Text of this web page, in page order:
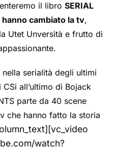
il libroSERIAL
hanno cambiato la tv,
Utet Unversità e frutto di
serialità degli ultimi
all’ultimo di Bojack
parte da 40 scene
che hanno fatto la storia
watch?